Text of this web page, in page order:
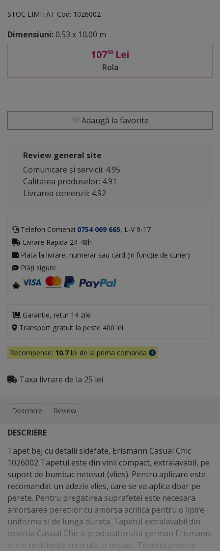
STOC LIMITAT Cod: 1026002
Dimensiuni:0.53 x 10.00 m
10700Lei
Rola
Adaugă la favorite
Review general site
Comunicare și servicii: 4.95
Calitatea produselor: 4.91
Livrarea comenzii: 4.92
Telefon Comenzi 0754 069 665, L-V 9-17
Livrare Rapida 24-48h
Plata la livrare, numerar sau card (in funcție de curier)
Plăți sigure
Garantie, retur 14 zile
Transport gratuit la peste 400 lei
Recompense: 10.7 lei de la prima comanda
Taxa livrare de la 25 lei
Descriere Review
DESCRIERE
Tapet bej cu detalii sidefate, Erismann Casual Chic
1026002 Tapetul este din vinil compact, extralavabil, pe
suport de bumbac netesut (vlies). Pentru aplicare este
recomandat un adeziv vlies, care se va aplica doar pe
perete. Pentru pregatirea suprafetei este necesara
amorsarea peretilor cu amorsa acrilica pentru o lipire
uniforma si de lunga durata. Tapetul extralavabil din
colectia Casual Chic a producatorului german Erismann,
are o rezistenta crescuta la impact. Tapetul previne